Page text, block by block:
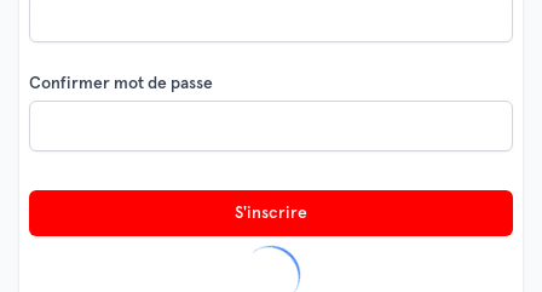
Confirmer mot de passe
S'inscrire